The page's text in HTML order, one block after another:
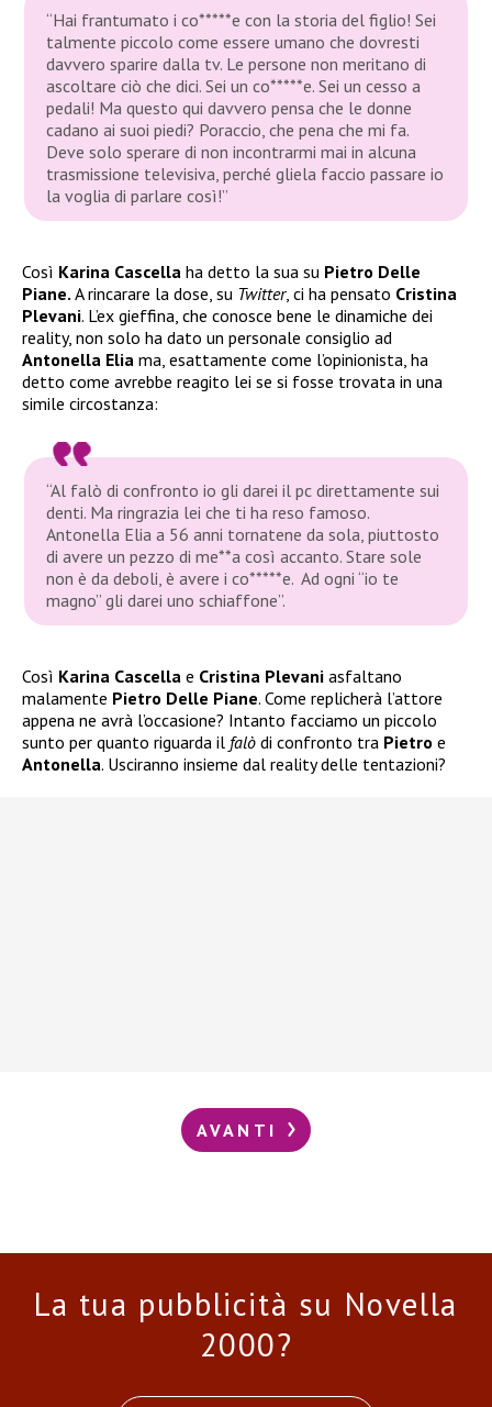
“Hai frantumato i co*****e con la storia del figlio! Sei
talmente piccolo come essere umano che dovresti
davvero sparire dalla tv. Le persone non meritano di
ascoltare ciò che dici. Sei un co*****e. Sei un cesso a
pedali! Ma questo qui davvero pensa che le donne
cadano ai suoi piedi? Poraccio, che pena che mi fa.
Deve solo sperare di non incontrarmi mai in alcuna
trasmissione televisiva, perché gliela faccio passare io
la voglia di parlare così!”
Così Karina Cascella ha detto la sua su Pietro Delle
Piane. A rincarare la dose, su Twitter, ci ha pensato Cristina
Plevani. L’ex gieffina, che conosce bene le dinamiche dei
reality, non solo ha dato un personale consiglio ad
Antonella Elia ma, esattamente come l’opinionista, ha
detto come avrebbe reagito lei se si fosse trovata in una
simile circostanza:
“Al falò di confronto io gli darei il pc direttamente sui
denti. Ma ringrazia lei che ti ha reso famoso.
Antonella Elia a 56 anni tornatene da sola, piuttosto
di avere un pezzo di me**a così accanto. Stare sole
non è da deboli, è avere i co*****e. Ad ogni “io te
magno” gli darei uno schiaffone”.
Così Karina Cascella e Cristina Plevani asfaltano
malamente Pietro Delle Piane. Come replicherà l’attore
appena ne avrà l’occasione? Intanto facciamo un piccolo
sunto per quanto riguarda il falò di confronto tra Pietro e
Antonella. Usciranno insieme dal reality delle tentazioni?
AVANTI
La tua pubblicità su Novella
2000?